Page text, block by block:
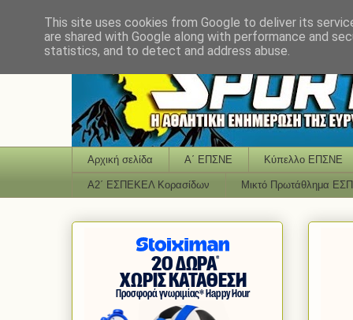
Αρχική σελίδα Α΄ ΕΠΣΝΕ Κύπελλο ΕΠΣΝΕ
Α2΄ ΕΣΠΕΚΕΛ Κορασίδων Μικτό Πρωτάθλημα
This site uses cookies from Google to deliver its
are shared with Google along with performance and
statistics, and to detect and address abuse.